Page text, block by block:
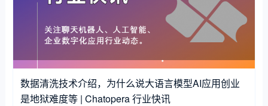
数据清洗技术介绍，为什么说大语言模型AI应用创业
是地狱难度等 | Chatopera 行业快讯